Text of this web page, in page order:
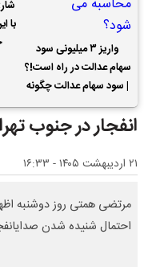
واریز ۳ میلیونی سود
سهام عدالت در راه است!؟
| سود سهام عدالت چگونه
محاسبه می شود؟
با
انفجار در جنوب
۲۱ اردیبهشت ۱۴۰۵ - ۱۶:۳۳
احتمال شنیده شدن